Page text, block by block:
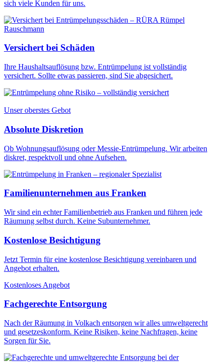
sich viele Kunden für uns.
Versichert bei Schäden
Ihre Haushaltsauflösung bzw. Entrümpelung ist vollständig
versichert. Sollte etwas passieren, sind Sie abgesichert.
Unser oberstes Gebot
Absolute Diskretion
Ob Wohnungsauflösung oder Messie-Entrümpelung. Wir arbeiten
diskret, respektvoll und ohne Aufsehen.
Familienunternehmen aus Franken
Wir sind ein echter Familienbetrieb aus Franken und führen jede
Räumung selbst durch. Keine Subunternehmer.
Kostenlose Besichtigung
Jetzt Termin für eine kostenlose Besichtigung vereinbaren und
Angebot erhalten.
Kostenloses Angebot
Fachgerechte Entsorgung
Nach der Räumung in Volkach entsorgen wir alles umweltgerecht
und gesetzeskonform. Keine Risiken, keine Nachfragen, keine
Sorgen für Sie.